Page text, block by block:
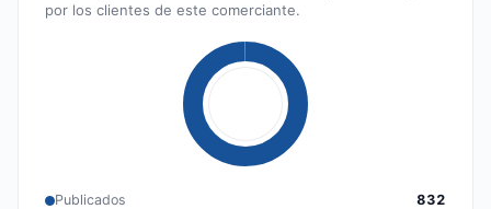
por los clientes de este comerciante.
Publicados
832